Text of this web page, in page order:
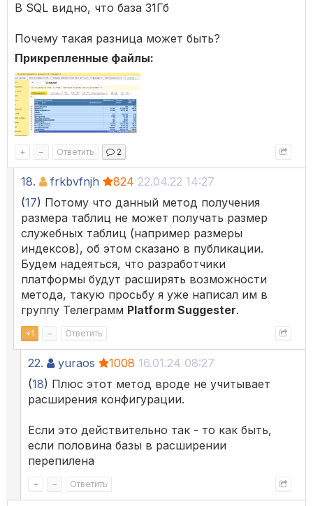
В SQL видно, что база 31Гб
Почему такая разница может быть?
Прикрепленные файлы:
+ – Ответить 2
18. frkbvfnjh 824 22.04.22 14:27
(17) Потому что данный метод получения
размера таблиц не может получать размер
служебных таблиц (например размеры
индексов), об этом сказано в публикации.
Будем надеяться, что разработчики
платформы будут расширять возможности
метода, такую просьбу я уже написал им в
группу Телеграмм Platform Suggester.
+1 – Ответить
22. yuraos 1008 16.01.24 08:27
(18) Плюс этот метод вроде не учитывает
расширения конфигурации.
Если это действительно так - то как быть,
если половина базы в расширении
перепилена
+ – Ответить